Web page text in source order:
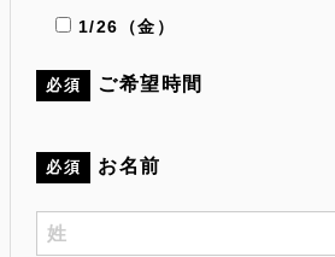
1/26（金）
必須 ご希望時間
必須 お名前